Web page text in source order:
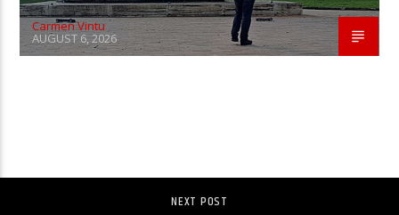
Carmen Vintu
AUGUST 6, 2026
NEXT POST